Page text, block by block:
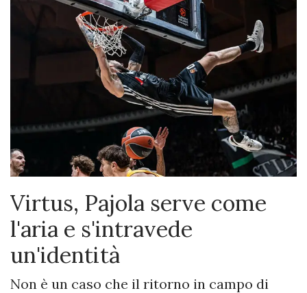
Virtus, Pajola serve come
l'aria e s'intravede
un'identità
Non è un caso che il ritorno in campo di